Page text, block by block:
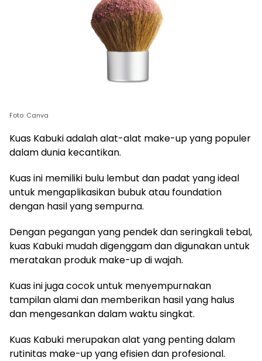
Foto: Canva
Kuas Kabuki adalah alat-alat make-up yang populer
dalam dunia kecantikan.
Kuas ini memiliki bulu lembut dan padat yang ideal
untuk mengaplikasikan bubuk atau foundation
dengan hasil yang sempurna.
Dengan pegangan yang pendek dan seringkali tebal,
kuas Kabuki mudah digenggam dan digunakan untuk
meratakan produk make-up di wajah.
Kuas ini juga cocok untuk menyempurnakan
tampilan alami dan memberikan hasil yang halus
dan mengesankan dalam waktu singkat.
Kuas Kabuki merupakan alat yang penting dalam
rutinitas make-up yang efisien dan profesional.